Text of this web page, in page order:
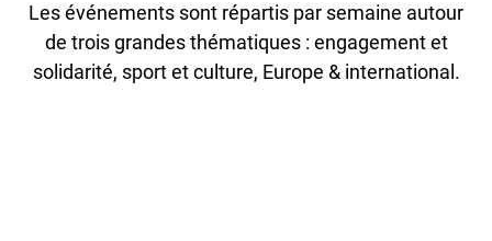
Les événements sont répartis par semaine autour
de trois grandes thématiques : engagement et
solidarité, sport et culture, Europe & international.